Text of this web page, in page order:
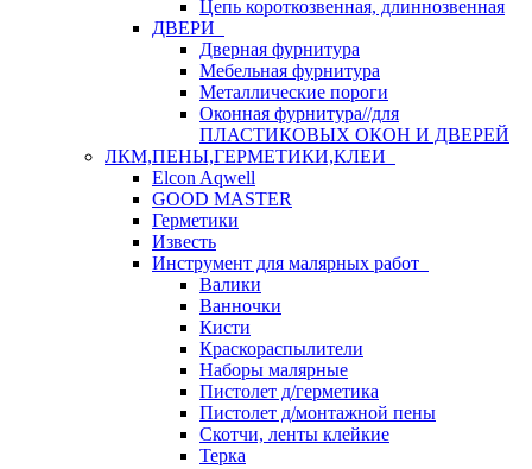
Цепь короткозвенная, длиннозвенная
ДВЕРИ
Дверная фурнитура
Мебельная фурнитура
Металлические пороги
Оконная фурнитура//для
ПЛАСТИКОВЫХ ОКОН И ДВЕРЕЙ
ЛКМ,ПЕНЫ,ГЕРМЕТИКИ,КЛЕИ
Elcon Aqwell
GOOD MASTER
Герметики
Известь
Инструмент для малярных работ
Валики
Ванночки
Кисти
Краскораспылители
Наборы малярные
Пистолет д/герметика
Пистолет д/монтажной пены
Скотчи, ленты клейкие
Терка